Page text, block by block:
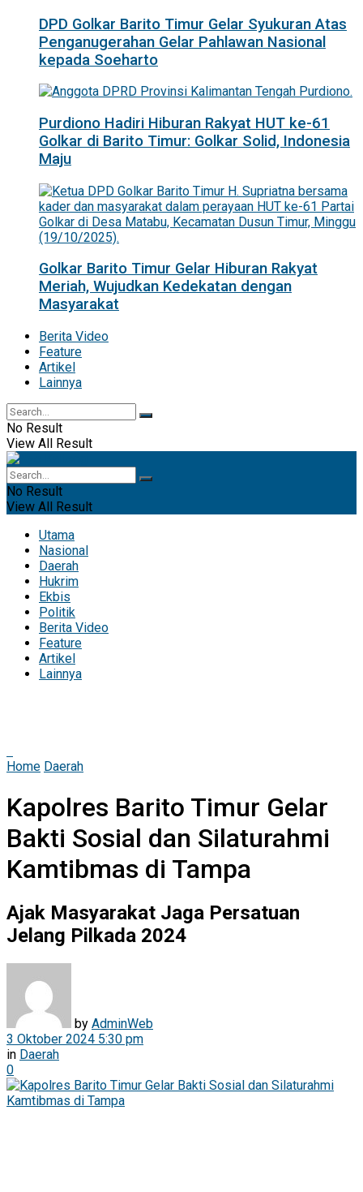
DPD Golkar Barito Timur Gelar Syukuran Atas
Penganugerahan Gelar Pahlawan Nasional
kepada Soeharto
Purdiono Hadiri Hiburan Rakyat HUT ke-61
Golkar di Barito Timur: Golkar Solid, Indonesia
Maju
Golkar Barito Timur Gelar Hiburan Rakyat
Meriah, Wujudkan Kedekatan dengan
Masyarakat
Berita Video
Feature
Artikel
Lainnya
No Result
View All Result
No Result
View All Result
Utama
Nasional
Daerah
Hukrim
Ekbis
Politik
Berita Video
Feature
Artikel
Lainnya
Home Daerah
Kapolres Barito Timur Gelar
Bakti Sosial dan Silaturahmi
Kamtibmas di Tampa
Ajak Masyarakat Jaga Persatuan
Jelang Pilkada 2024
by AdminWeb
3 Oktober 2024 5:30 pm
in Daerah
0